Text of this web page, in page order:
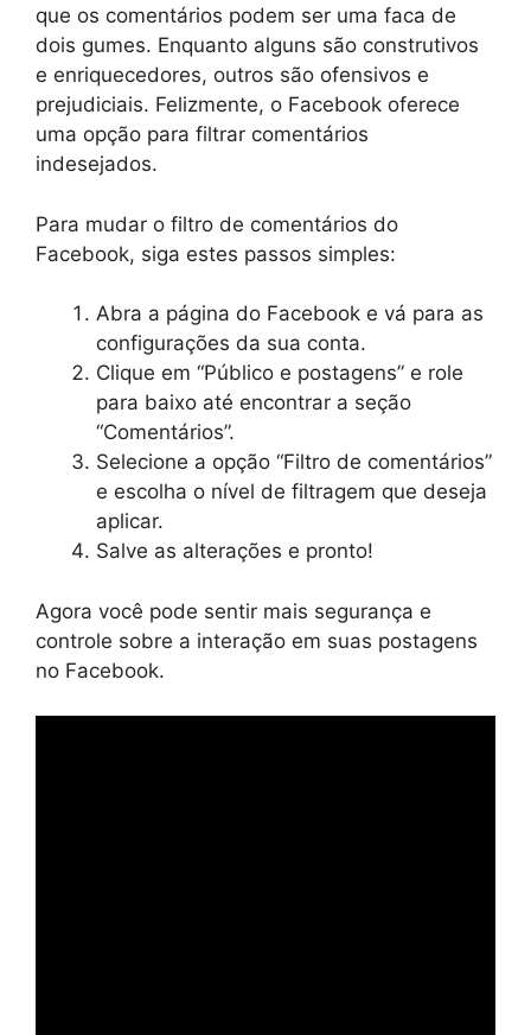
que os comentários podem ser uma faca de
dois gumes. Enquanto alguns são construtivos
e enriquecedores, outros são ofensivos e
prejudiciais. Felizmente, o Facebook oferece
uma opção para filtrar comentários
indesejados.
Para mudar o filtro de comentários do
Facebook, siga estes passos simples:
Abra a página do Facebook e vá para as
configurações da sua conta.
Clique em “Público e postagens” e role
para baixo até encontrar a seção
“Comentários”.
Selecione a opção “Filtro de comentários”
e escolha o nível de filtragem que deseja
aplicar.
Salve as alterações e pronto!
Agora você pode sentir mais segurança e
controle sobre a interação em suas postagens
no Facebook.